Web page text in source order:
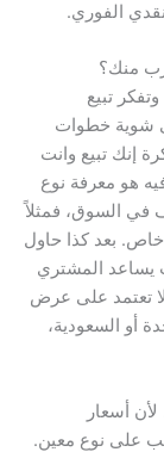
الفوري.
منك؟
تبيع
شوية خطوات
إنك تبيع وانت
هو معرفة نوع
في السوق، فمثلاً
خاص. بعد كذا حاول
يساعد المشتري
تعتمد على عرض
أو السعودية،
أسعار
على نوع معين.